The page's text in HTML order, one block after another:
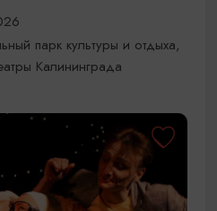
парк культуры и отдыха,
Калининграда